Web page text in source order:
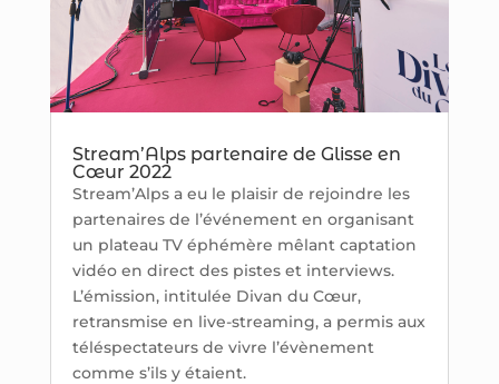
Stream’Alps partenaire de Glisse en
Cœur 2022
Stream’Alps a eu le plaisir de rejoindre les
partenaires de l’événement en organisant
un plateau TV éphémère mêlant captation
vidéo en direct des pistes et interviews.
L’émission, intitulée Divan du Cœur,
retransmise en live-streaming, a permis aux
téléspectateurs de vivre l’évènement
comme s’ils y étaient.